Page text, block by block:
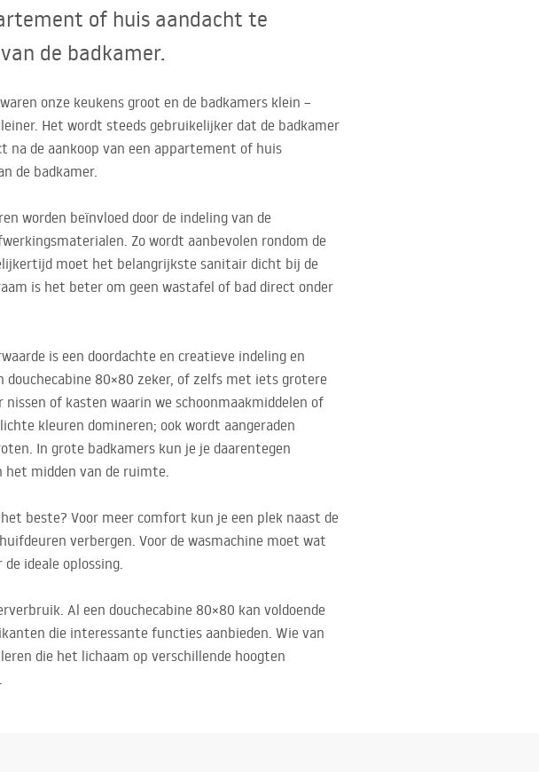
of huis aandacht te
de badkamer.
onze keukens groot en de badkamers klein –
Het wordt steeds gebruikelijker dat de badkamer
na de aankoop van een appartement of huis
de badkamer.
worden beïnvloed door de indeling van de
Zo wordt aanbevolen rondom de
moet het belangrijkste sanitair dicht bij de
is het beter om geen wastafel of bad direct onder
is een doordachte en creatieve indeling en
douchecabine 80×80 zeker, of zelfs met iets grotere
of kasten waarin we schoonmaakmiddelen of
kleuren domineren; ook wordt aangeraden
In grote badkamers kun je je daarentegen
het midden van de ruimte.
beste? Voor meer comfort kun je een plek naast de
verbergen. Voor de wasmachine moet wat
ideale oplossing.
Al een douchecabine 80×80 kan voldoende
die interessante functies aanbieden. Wie van
die het lichaam op verschillende hoogten